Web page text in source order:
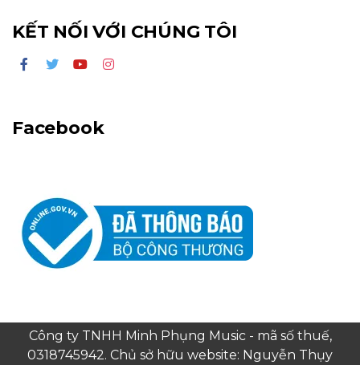
KẾT NỐI VỚI CHÚNG TÔI
Facebook
Công ty TNHH Minh Phụng Music - mã số thuế,
0318745942. Chủ sở hữu website: Nguyễn Thụy